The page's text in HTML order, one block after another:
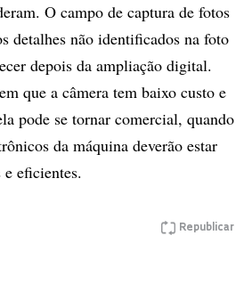
O campo de captura de fotos
detalhes não identificados na foto
depois da ampliação digital.
que a câmera tem baixo custo e
pode se tornar comercial, quando
da máquina deverão estar
eficientes.
Republicar